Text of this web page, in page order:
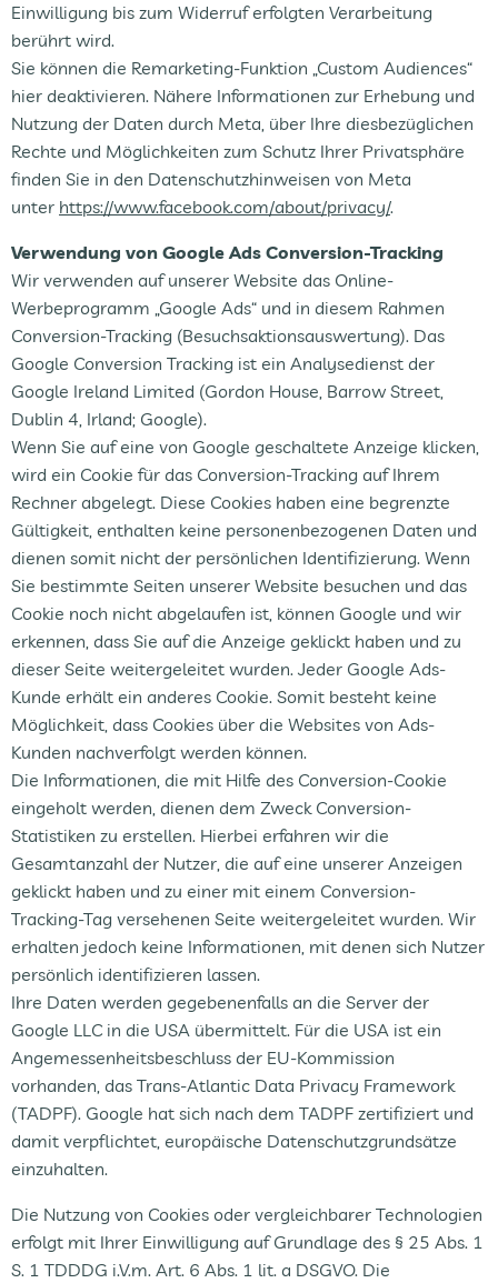
Einwilligung bis zum Widerruf erfolgten Verarbeitung
berührt wird.
Sie können die Remarketing-Funktion „Custom Audiences“
hier deaktivieren. Nähere Informationen zur Erhebung und
Nutzung der Daten durch Meta, über Ihre diesbezüglichen
Rechte und Möglichkeiten zum Schutz Ihrer Privatsphäre
finden Sie in den Datenschutzhinweisen von Meta
unter https://www.facebook.com/about/privacy/.
Verwendung von Google Ads Conversion-Tracking
Wir verwenden auf unserer Website das Online-
Werbeprogramm „Google Ads“ und in diesem Rahmen
Conversion-Tracking (Besuchsaktionsauswertung). Das
Google Conversion Tracking ist ein Analysedienst der
Google Ireland Limited (Gordon House, Barrow Street,
Dublin 4, Irland; Google).
Wenn Sie auf eine von Google geschaltete Anzeige klicken,
wird ein Cookie für das Conversion-Tracking auf Ihrem
Rechner abgelegt. Diese Cookies haben eine begrenzte
Gültigkeit, enthalten keine personenbezogenen Daten und
dienen somit nicht der persönlichen Identifizierung. Wenn
Sie bestimmte Seiten unserer Website besuchen und das
Cookie noch nicht abgelaufen ist, können Google und wir
erkennen, dass Sie auf die Anzeige geklickt haben und zu
dieser Seite weitergeleitet wurden. Jeder Google Ads-
Kunde erhält ein anderes Cookie. Somit besteht keine
Möglichkeit, dass Cookies über die Websites von Ads-
Kunden nachverfolgt werden können.
Die Informationen, die mit Hilfe des Conversion-Cookie
eingeholt werden, dienen dem Zweck Conversion-
Statistiken zu erstellen. Hierbei erfahren wir die
Gesamtanzahl der Nutzer, die auf eine unserer Anzeigen
geklickt haben und zu einer mit einem Conversion-
Tracking-Tag versehenen Seite weitergeleitet wurden. Wir
erhalten jedoch keine Informationen, mit denen sich Nutzer
persönlich identifizieren lassen.
Ihre Daten werden gegebenenfalls an die Server der
Google LLC in die USA übermittelt. Für die USA ist ein
Angemessenheitsbeschluss der EU-Kommission
vorhanden, das Trans-Atlantic Data Privacy Framework
(TADPF). Google hat sich nach dem TADPF zertifiziert und
damit verpflichtet, europäische Datenschutzgrundsätze
einzuhalten.
Die Nutzung von Cookies oder vergleichbarer Technologien
erfolgt mit Ihrer Einwilligung auf Grundlage des § 25 Abs. 1
S. 1 TDDDG i.V.m. Art. 6 Abs. 1 lit. a DSGVO. Die